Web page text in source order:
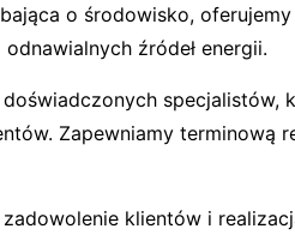
o środowisko,
źródeł energii.
doświadczonych
Zapewniamy terminową
klientów i